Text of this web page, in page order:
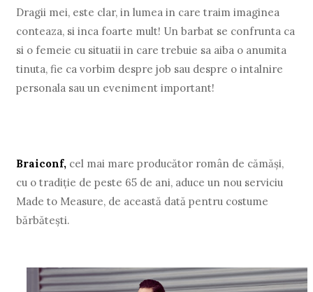
Dragii mei, este clar, in lumea in care traim imaginea
conteaza, si inca foarte mult! Un barbat se confrunta ca
si o femeie cu situatii in care trebuie sa aiba o anumita
tinuta, fie ca vorbim despre job sau despre o intalnire
personala sau un eveniment important!
Braiconf, cel mai mare producător român de cămăşi,
cu o tradiţie de peste 65 de ani, aduce un nou serviciu
Made to Measure, de această dată pentru costume
bărbăteşti.